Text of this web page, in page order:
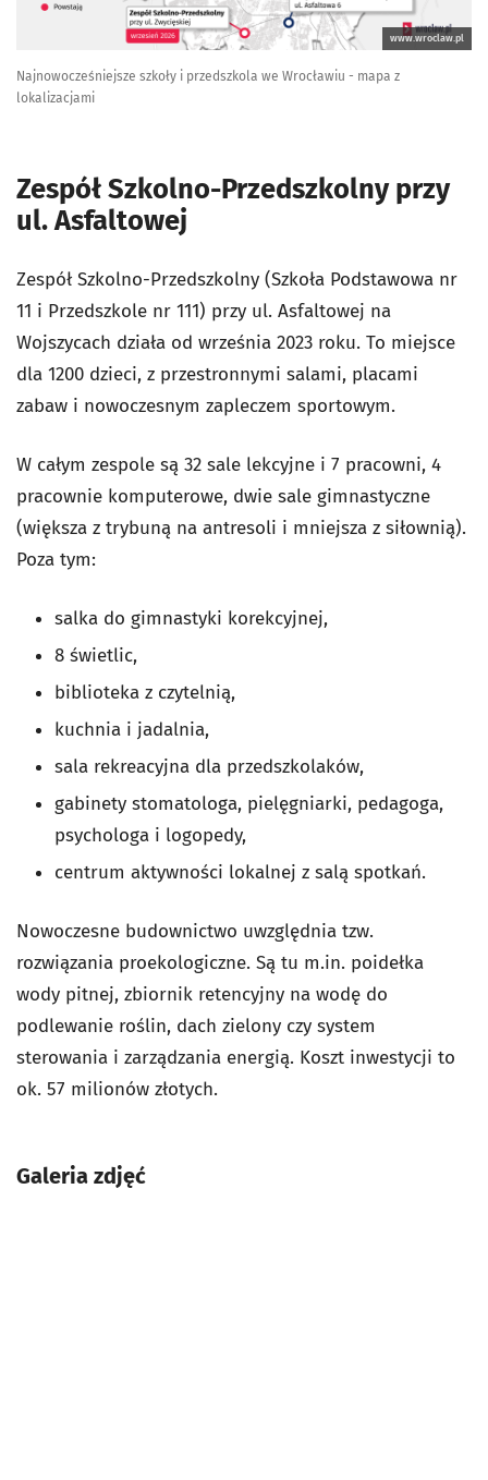
www.wroclaw.pl
Najnowocześniejsze szkoły i przedszkola we Wrocławiu - mapa z
lokalizacjami
Zespół Szkolno-Przedszkolny przy
ul. Asfaltowej
Zespół Szkolno-Przedszkolny (Szkoła Podstawowa nr
11 i Przedszkole nr 111) przy ul. Asfaltowej na
Wojszycach działa od września 2023 roku. To miejsce
dla 1200 dzieci, z przestronnymi salami, placami
zabaw i nowoczesnym zapleczem sportowym.
W całym zespole są 32 sale lekcyjne i 7 pracowni, 4
pracownie komputerowe, dwie sale gimnastyczne
(większa z trybuną na antresoli i mniejsza z siłownią).
Poza tym:
salka do gimnastyki korekcyjnej,
8 świetlic,
biblioteka z czytelnią,
kuchnia i jadalnia,
sala rekreacyjna dla przedszkolaków,
gabinety stomatologa, pielęgniarki, pedagoga,
psychologa i logopedy,
centrum aktywności lokalnej z salą spotkań.
Nowoczesne budownictwo uwzględnia tzw.
rozwiązania proekologiczne. Są tu m.in. poidełka
wody pitnej, zbiornik retencyjny na wodę do
podlewanie roślin, dach zielony czy system
sterowania i zarządzania energią. Koszt inwestycji to
ok. 57 milionów złotych.
Galeria zdjęć